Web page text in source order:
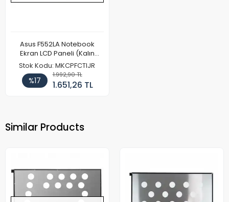
Asus F552LA Notebook
Ekran LCD Paneli (Kalın
Kasa)
Stok Kodu: MKCPFCTIJR
%17
1.992,90 TL
1.651,26 TL
Similar Products